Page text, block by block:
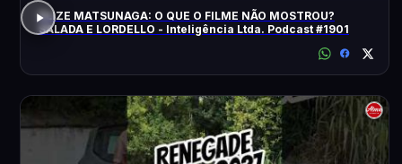
ELIZE MATSUNAGA: O QUE O FILME NÃO MOSTROU?
SALADA E LORDELLO - Inteligência Ltda. Podcast #1901